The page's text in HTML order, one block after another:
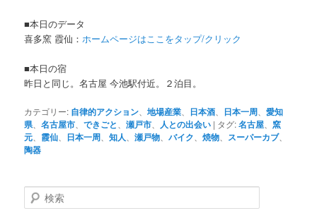
■本日のデータ
喜多窯 霞仙：ホームページはここをタップ/クリック
■本日の宿
昨日と同じ。名古屋 今池駅付近。２泊目。
カテゴリー: 自律的アクション、地場産業、 日本酒、 日本一周、愛知
県、名古屋市、できごと、瀬戸市、 人との出会い | タグ:名古屋、窯
元、 霞仙、 日本一周、知人、瀬戸物、バイク、焼物、 スーパーカブ、
陶器
検
索